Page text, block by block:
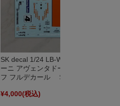
SK decal 1/24 LB-WORKS ランボルギ
ーニ アヴェンタドール Ver.2 Gulf ガル
フ フルデカール SK24205
¥4,000(税込)